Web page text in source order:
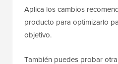
Aplica los cambios
producto para optimizarlo
objetivo.
También puedes probar